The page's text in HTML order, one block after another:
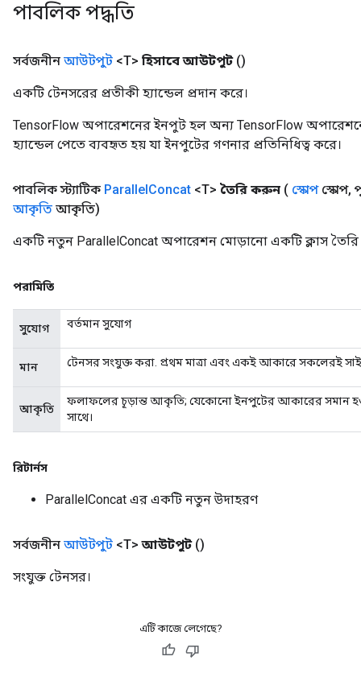
পাবলিক পদ্ধতি
সর্বজনীন আউটপুট <T> হিসাবে আউটপুট ()
একটি টেনসরের প্রতীকী হ্যান্ডেল প্রদান করে।
TensorFlow অপারেশনের ইনপুট হল অন্য TensorFlow
হ্যান্ডেল পেতে ব্যবহৃত হয় যা ইনপুটের গণনার প্রতিনিধিত্ব করে।
পাবলিক স্ট্যাটিক ParallelConcat <T> তৈরি করুন ( স্কোপস্কোপ,
আকৃতি আকৃতি)
একটি নতুন ParallelConcat অপারেশন মোড়ানো একটি ক্লাস তৈরি
পরামিতি
সুযোগ বর্তমান সুযোগ
মান টেনসর সংযুক্ত করা. প্রথম মাত্রা এবং একই আকারে সকলেরই
আকৃতি
ফলাফলের চূড়ান্ত আকৃতি; যেকোনো ইনপুটের আকারের সমান
সাথে।
রিটার্নস
ParallelConcat এর একটি নতুন উদাহরণ
সর্বজনীন আউটপুট <T> আউটপুট ()
সংযুক্ত টেনসর।
এটি কাজে লেগেছে?